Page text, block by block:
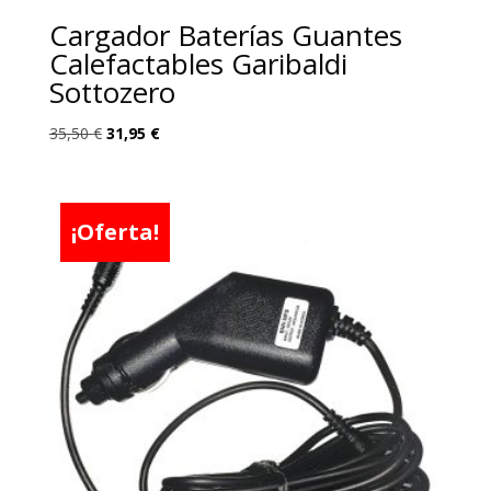
Cargador Baterías Guantes
Calefactables Garibaldi
Sottozero
35,50€ El
era:
35,50 €.
31,95 €El
es:
¡Oferta!